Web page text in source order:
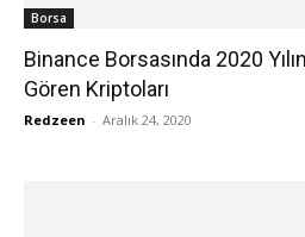
Borsa
Binance Borsasında 2020
Gören Kriptoları
Redzeen - Aralık 24, 2020